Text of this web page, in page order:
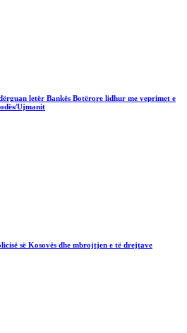
letër Bankës Botërore lidhur me veprimet e
Ujmanit
së Kosovës dhe mbrojtjen e të drejtave